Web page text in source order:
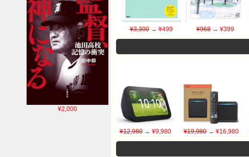
¥2,000
¥3,300→ ¥499 ¥968 → ¥399
¥12,980→ ¥9,980 ¥19,980→ ¥16,980